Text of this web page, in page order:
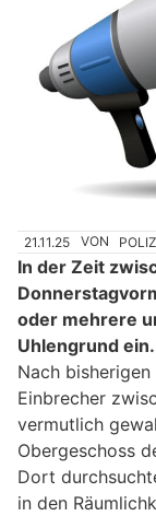
21.11.25 VON
In der Zeit
oder mehrere
Uhlengrund ein.
Nach
Einbrecher
vermutlich
Obergeschoss
Dort
in den